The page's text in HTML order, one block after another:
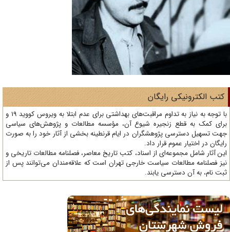
الکترونیکی رایگان
با توجه به نیاز به تداوم مراقبت‌های بهداشتی برای عدم ابتلا به ویروس کووید 19 و
کمک به قطع زنجیره شیوع آن، مؤسسه مطالعات و پژوهش‌های سیاسی
تسهیل دسترسی پژوهشگران در ایام قرنطینه بخشی از آثار خود را به صورت
در اختیار عموم قرار داد.
آثار شامل مجموعه‌ای از اسناد، کتب تاریخ معاصر، فصلنامه‌ مطالعات تاریخی و
فصلنامه مطالعات سیاست خارجی تهران است که علاقه‌مندان می‌توانند پس از
نام، به آن دسترسی یابند.